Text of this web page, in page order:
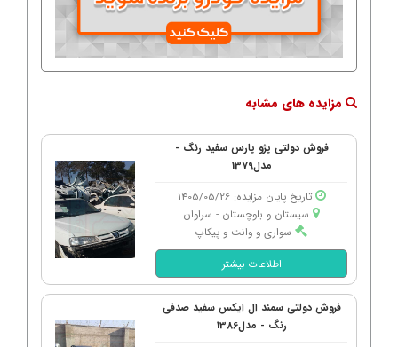
مزایده های مشابه
فروش دولتی پژو پارس سفید رنگ -
مدل1379
تاریخ پایان مزایده: 1405/05/26
سیستان و بلوچستان - سراوان
سواری و وانت و پیکاپ
اطلاعات بیشتر
فروش دولتی سمند ال ایکس سفید صدفی
رنگ - مدل1386